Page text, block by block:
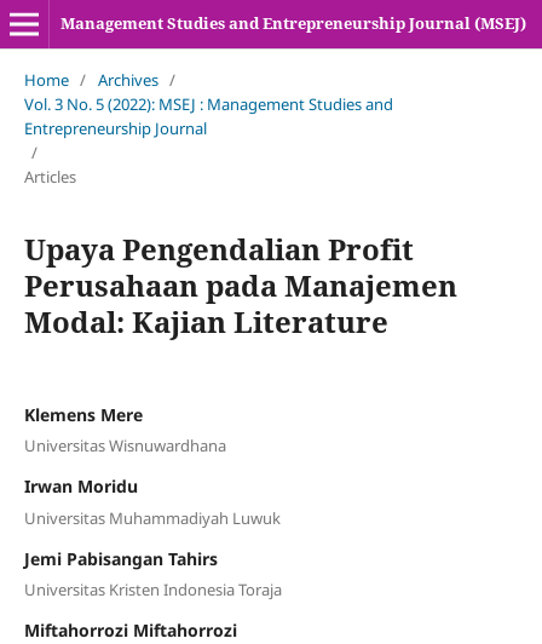
Management Studies and Entrepreneurship Journal (MSEJ)
Home / Archives /
Vol. 3 No. 5 (2022): MSEJ : Management Studies and
Entrepreneurship Journal
/
Articles
Upaya Pengendalian Profit
Perusahaan pada Manajemen
Modal: Kajian Literature
Klemens Mere
Universitas Wisnuwardhana
Irwan Moridu
Universitas Muhammadiyah Luwuk
Jemi Pabisangan Tahirs
Universitas Kristen Indonesia Toraja
Miftahorrozi Miftahorrozi